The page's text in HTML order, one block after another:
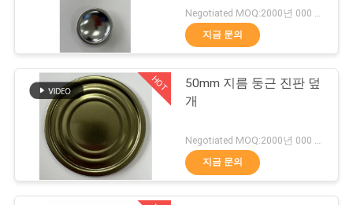
여
질
양철 Lid
양철 코일
110
버될 수 있습니다
지금 문의
HOT
50mm 지름 둥근 진판 덮
개
Negotiated MOQ:2000년 000 PC
지금 문의